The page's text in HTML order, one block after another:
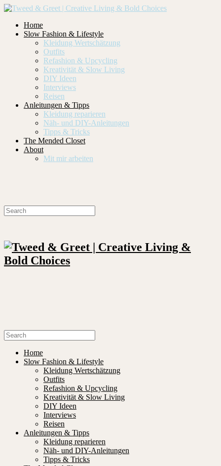
Home
Slow Fashion & Lifestyle
Kleidung Wertschätzung
Outfits
Refashion & Upcycling
Kreativität & Slow Living
DIY Ideen
Interviews
Reisen
Anleitungen & Tipps
Kleidung reparieren
Näh- und DIY-Anleitungen
Tipps & Tricks
The Mended Closet
About
Mit mir arbeiten
Home
Slow Fashion & Lifestyle
Kleidung Wertschätzung
Outfits
Refashion & Upcycling
Kreativität & Slow Living
DIY Ideen
Interviews
Reisen
Anleitungen & Tipps
Kleidung reparieren
Näh- und DIY-Anleitungen
Tipps & Tricks